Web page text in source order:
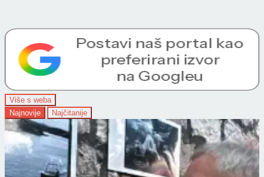
Više s weba
Najnovije
Najčitanije